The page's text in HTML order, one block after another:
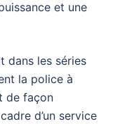
et une
dans les séries
la police à
de façon
d’un service